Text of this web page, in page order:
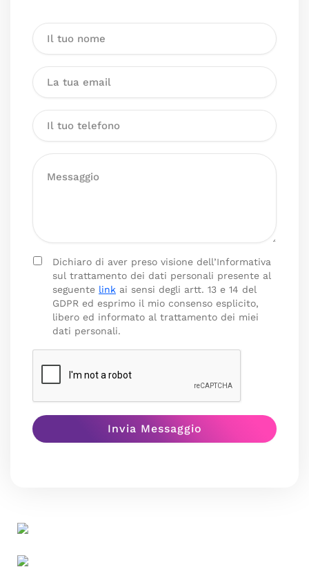
Dichiaro di aver preso visione dell’Informativa
sul trattamento dei dati personali presente al
seguente link ai sensi degli artt. 13 e 14 del
GDPR ed esprimo il mio consenso esplicito,
libero ed informato al trattamento dei miei
dati personali.